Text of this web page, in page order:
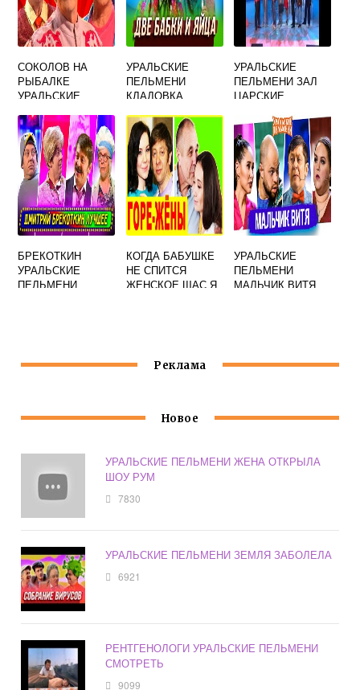
СОКОЛОВ НА
РЫБАЛКЕ
УРАЛЬСКИЕ
УРАЛЬСКИЕ
ПЕЛЬМЕНИ
КЛАДОВКА
УРАЛЬСКИЕ
ПЕЛЬМЕНИ ЗАЛ
ЦАРСКИЕ
БРЕКОТКИН
УРАЛЬСКИЕ
ПЕЛЬМЕНИ
КОГДА БАБУШКЕ
НЕ СПИТСЯ
ЖЕНСКОЕ ЩАС Я
УРАЛЬСКИЕ
ПЕЛЬМЕНИ
МАЛЬЧИК ВИТЯ
Реклама
Новое
УРАЛЬСКИЕ ПЕЛЬМЕНИ ЖЕНА ОТКРЫЛА
ШОУ РУМ
7830
УРАЛЬСКИЕ ПЕЛЬМЕНИ ЗЕМЛЯ ЗАБОЛЕЛА
6921
РЕНТГЕНОЛОГИ УРАЛЬСКИЕ ПЕЛЬМЕНИ
СМОТРЕТЬ
9099